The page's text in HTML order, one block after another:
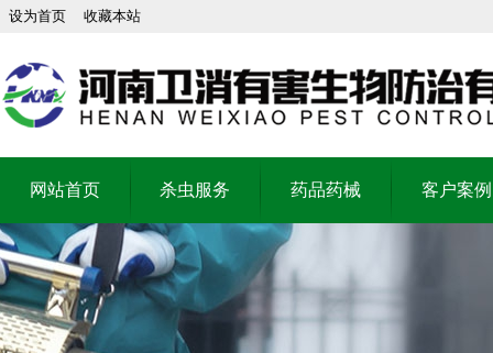
设为首页 收藏本站
网站首页 杀虫服务 药品药械 客户案例